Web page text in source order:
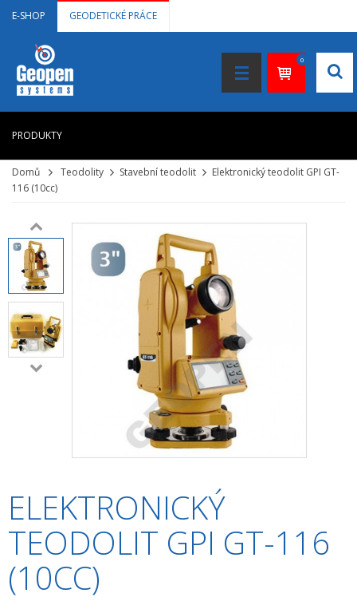
E-SHOP GEODETICKÉ PRÁCE
0
PRODUKTY
HOME
NIVELAČNÍ PŘÍSTROJE
STAVEBNÍ LASERY
DOKUMENTACE VE 3D
GNSS, GPS MĚŘENÍ
HLEDAČKY A DETEKTORY
ODOLNÉ RUČNÍ POČÍTAČE A TABLETY
OSTATNÍ STAVEBNÍ MĚŘIDLA
MĚŘICKÉ POMŮCKY A PŘÍSLUŠENSTVÍ
Domů Teodolity Stavební teodolit
Elektronický teodolit GPI GT-
116 (10cc)
ELEKTRONICKÝ
TEODOLIT GPI GT-116
(10CC)